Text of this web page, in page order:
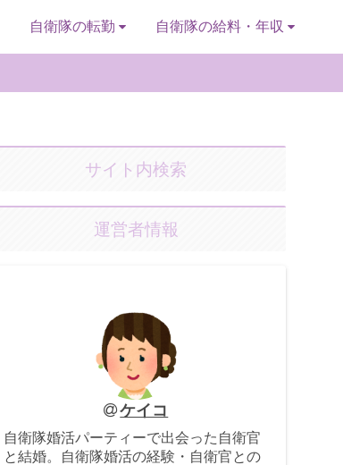
自衛隊の転勤 自衛隊の給料・年収
サイト内検索
運営者情報
ケイコ
自衛隊婚活パーティーで出会った自衛官
と結婚。自衛隊婚活の経験・自衛官との